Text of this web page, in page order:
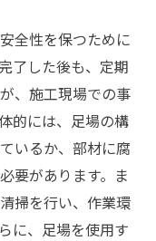
全性を保つために
了した後も、定期
、施工現場での事
的には、足場の構
いるか、部材に腐
要があります。ま
掃を行い、作業環
に、足場を使用す